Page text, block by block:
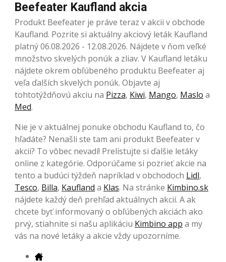
Beefeater Kaufland akcia
Produkt Beefeater je práve teraz v akcii v obchode
Kaufland. Pozrite si aktuálny akciový leták Kaufland
platný 06.08.2026 - 12.08.2026. Nájdete v ňom veľké
množstvo skvelých ponúk a zliav. V Kaufland letáku
nájdete okrem obľúbeného produktu Beefeater aj
veľa ďalších skvelých ponúk. Objavte aj
tohtotýždňovú akciu na Pizza, Kiwi, Mango, Maslo a
Med.
Nie je v aktuálnej ponuke obchodu Kaufland to, čo
hľadáte? Nenašli ste tam ani produkt Beefeater v
akcii? To vôbec nevadí! Prelistujte si ďalšie letáky
online z kategórie. Odporúčame si pozrieť akcie na
tento a budúci týždeň napríklad v obchodoch Lidl,
Tesco, Billa, Kaufland a Klas. Na stránke Kimbino.sk
nájdete každý deň prehľad aktuálnych akcií. A ak
chcete byť informovaný o obľúbených akciách ako
prvý, stiahnite si našu aplikáciu Kimbino app a my
vás na nové letáky a akcie vždy upozorníme.